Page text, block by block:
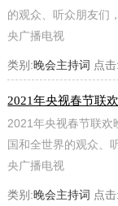
的观众、听众朋友们
央广播电视
类别:晚会主持词 点
2021年央视春节联
2021年央视春节联欢
国和全世界的观众、
央广播电视
类别:晚会主持词 点击: